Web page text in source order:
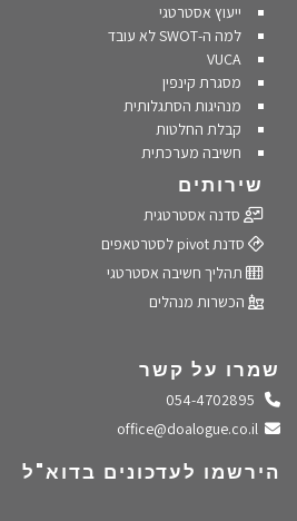
ייעוץ אסטרטגי
למה ה-SWOT לא עובד
VUCA
מסגרת קינפין
מנהיגות הסתגלותית
קבלת החלטות
חשיבה מערכתית
שירותים
סדנה אסטרטגית
סדנת pivot לסטרטאפים
תהליך חשיבה אסטרטגי
הכשרות מנהלים
שמרו על קשר
התקשרו אלינו
שלחו מייל
הירשמו לעדכונים בדוא"ל